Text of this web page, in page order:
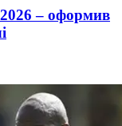
– оформив